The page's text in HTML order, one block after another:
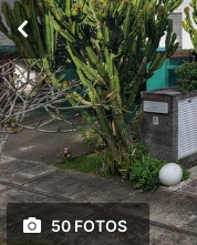
50 FOTOS